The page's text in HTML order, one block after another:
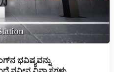
ಭವಿಷ್ಯವನ್ನು